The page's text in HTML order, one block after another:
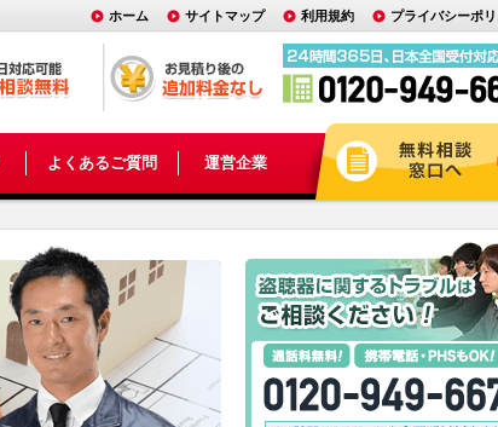
プライバシーポ
利用規約
サイトマップ
ホーム
よくあるご質問 運営企業